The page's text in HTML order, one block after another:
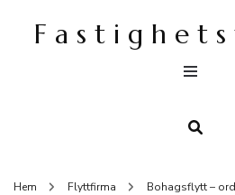
F a s t i g h e t
Hem Flyttfirma
Bohagsflytt –